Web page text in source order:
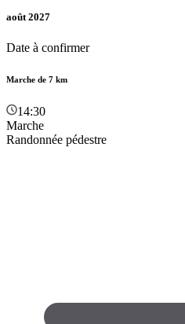
août 2027
Date à confirmer
Marche de 7 km
14:30
Marche
Randonnée pédestre